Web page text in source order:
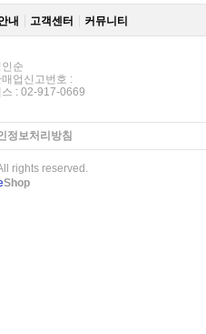
내 고객센터 커뮤니티
순
업신고번호 :
: 02-917-0669
정보처리방침
rights reserved.
Shop